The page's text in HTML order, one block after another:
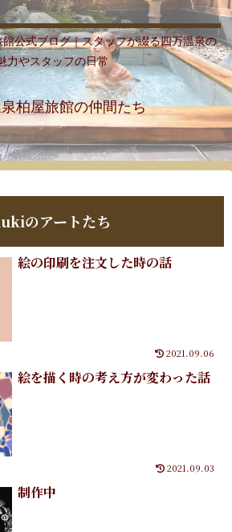
公式ブログ｜スタッフが綴る四万温泉の
力やスタッフの日常
柏屋旅館の仲間たち
のアートたち
絵の印刷を注文した時の話
2021.09.06
絵を描く時の考え方が変わった話
2021.09.03
制作中